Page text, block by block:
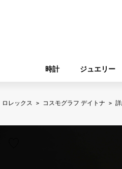
時計 ジュエリー
ロレックス > コスモグラフ デイトナ >